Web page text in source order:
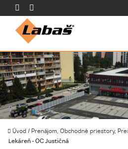
Úvod / Prenájom, Obchodné priestory,
Lekáreň - OC Justičná